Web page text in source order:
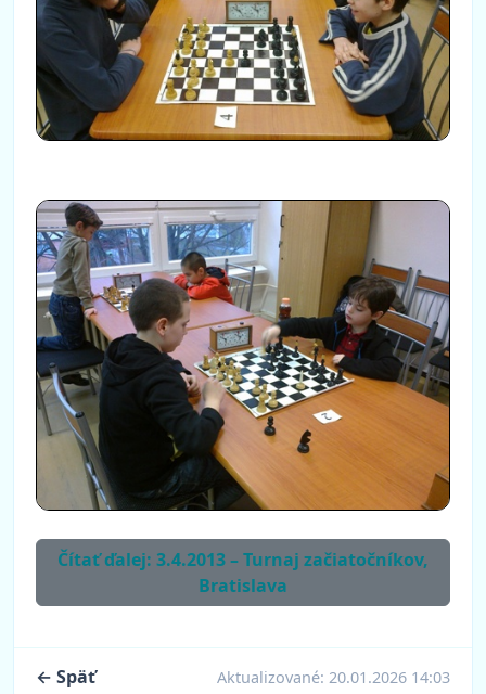
Čítať ďalej: 3.4.2013 – Turnaj začiatočníkov,
Bratislava
← Späť Aktualizované: 20.01.2026 14:03